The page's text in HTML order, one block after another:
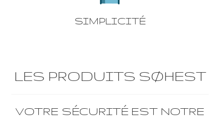
SIMPLICITÉ
LES PRODUITS SØHEST
VOTRE SÉCURITÉ EST NOTRE